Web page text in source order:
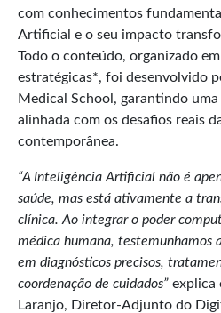
com conhecimentos
Artificial e o seu impacto
Todo o conteúdo, organizado
estratégicas*, foi desenvolvido
Medical School, garantindo uma
alinhada com os desafios reais
contemporânea.
“A Inteligência Artificial não é
saúde, mas está ativamente a
clínica. Ao integrar o poder
médica humana, testemunhamos
em diagnósticos precisos,
coordenação de cuidados” explica
Laranjo, Diretor-Adjunto do